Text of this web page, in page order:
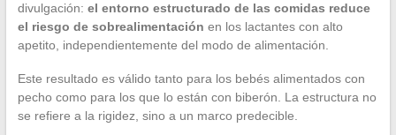
divulgación: el entorno estructurado de las comidas reduce
el riesgo de sobrealimentación en los lactantes con alto
apetito, independientemente del modo de alimentación.
Este resultado es válido tanto para los bebés alimentados con
pecho como para los que lo están con biberón. La estructura no
se refiere a la rigidez, sino a un marco predecible.